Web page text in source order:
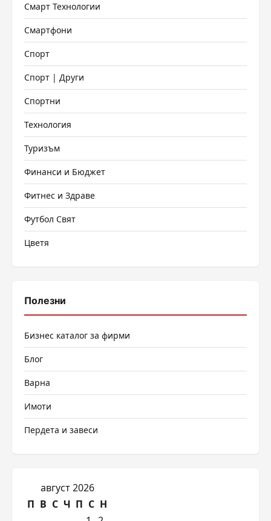
Смарт Технологии
Смартфони
Спорт
Спорт | Други
Спортни
Технология
Туризъм
Финанси и Бюджет
Фитнес и Здраве
Футбол Свят
Цветя
Полезни
Бизнес каталог за фирми
Блог
Варна
Имоти
Пердета и завеси
август 2026
П В С Ч П С Н